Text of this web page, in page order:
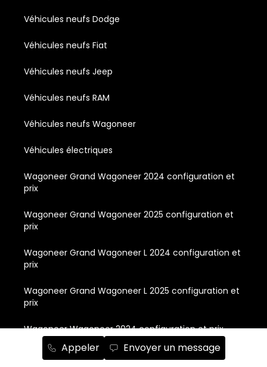
Appeler Envoyer un message
Véhicules neufs Dodge
Véhicules neufs Fiat
Véhicules neufs Jeep
Véhicules neufs RAM
Véhicules neufs Wagoneer
Véhicules électriques
Wagoneer Grand Wagoneer 2024 configuration et
prix
Wagoneer Grand Wagoneer 2025 configuration et
prix
Wagoneer Grand Wagoneer L 2024 configuration et
prix
Wagoneer Grand Wagoneer L 2025 configuration et
prix
Wagoneer Wagoneer 2024 configuration et prix
Wagoneer Wagoneer 2025 configuration et prix